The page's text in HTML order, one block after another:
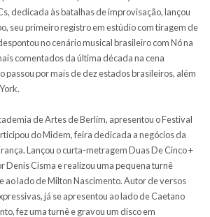
que celebra a diversidade musical,
e obra de Criolo, abrangendo desde o
mergulhar na ancestralidade com o afrobeat
herança musical nacional.
e criado no Grajaú, Kleber Gomes, o
rap aos 11 anos e sua primeira canção aos
MCs, dedicada às batalhas de
seu primeiro registro em estúdio com
despontou no cenário musical brasileiro
mais comentados da última década na